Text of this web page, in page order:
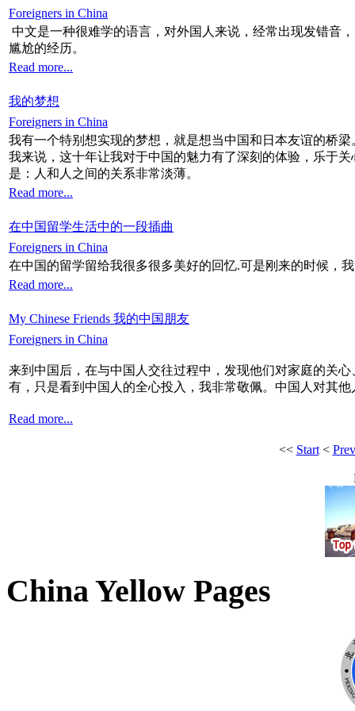
Foreigners in China
中文是一种很难学的语言，对外国人来说，经常出现发错音
尴尬的经历。
Read more...
我的梦想
Foreigners in China
我有一个特别想实现的梦想，就是想当中国和日本友谊的桥
我来说，这十年让我对于中国的魅力有了深刻的体验，乐于
是：人和人之间的关系非常淡薄。
Read more...
在中国留学生活中的一段插曲
Foreigners in China
在中国的留学留给我很多很多美好的回忆.可是刚来的时候，
Read more...
My Chinese Friends 我的中国朋友
Foreigners in China
来到中国后，在与中国人交往过程中，发现他们对家庭的关
有，只是看到中国人的全心投入，我非常敬佩。中国人对其
Read more...
<< Start< Prev
China Yellow Pages